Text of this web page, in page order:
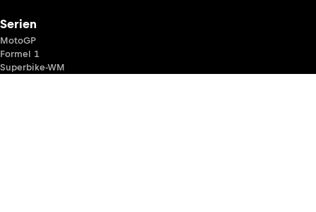
Serien
MotoGP
Formel 1
Superbike-WM